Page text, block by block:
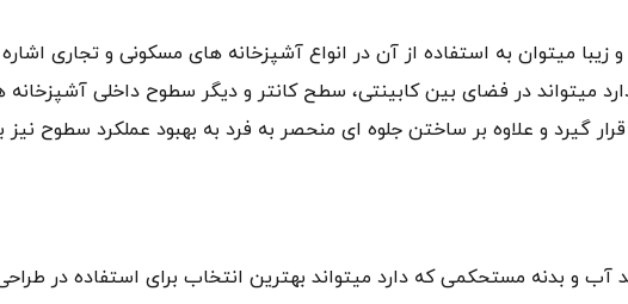
زیبا میتوان به استفاده از آن در انواع آشپزخانه های مسکونی و تجاری اشاره
میتواند در فضای بین کابینتی، سطح کانتر و دیگر سطوح داخلی آشپزخانه
گیرد و علاوه بر ساختن جلوه ای منحصر به فرد به بهبود عملکرد سطوح نیز
آب و بدنه مستحکمی که دارد میتواند بهترین انتخاب برای استفاده در